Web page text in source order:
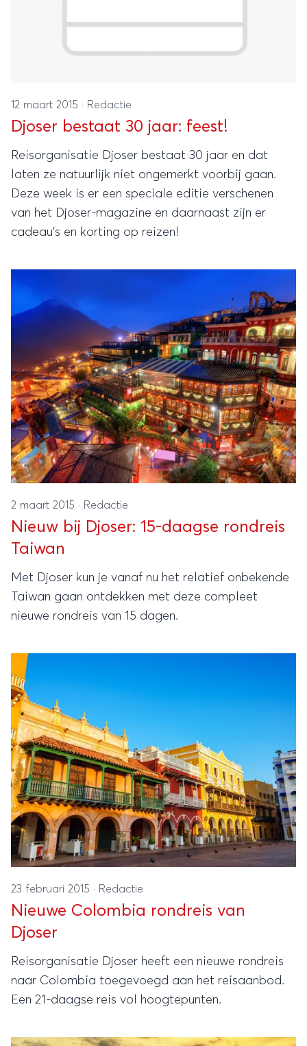
12 maart 2015 · Redactie
Djoser bestaat 30 jaar: feest!
Reisorganisatie Djoser bestaat 30 jaar en dat
laten ze natuurlijk niet ongemerkt voorbij gaan.
Deze week is er een speciale editie verschenen
van het Djoser-magazine en daarnaast zijn er
cadeau's en korting op reizen!
2 maart 2015 · Redactie
Nieuw bij Djoser: 15-daagse rondreis
Taiwan
Met Djoser kun je vanaf nu het relatief onbekende
Taiwan gaan ontdekken met deze compleet
nieuwe rondreis van 15 dagen.
23 februari 2015 · Redactie
Nieuwe Colombia rondreis van
Djoser
Reisorganisatie Djoser heeft een nieuwe rondreis
naar Colombia toegevoegd aan het reisaanbod.
Een 21-daagse reis vol hoogtepunten.